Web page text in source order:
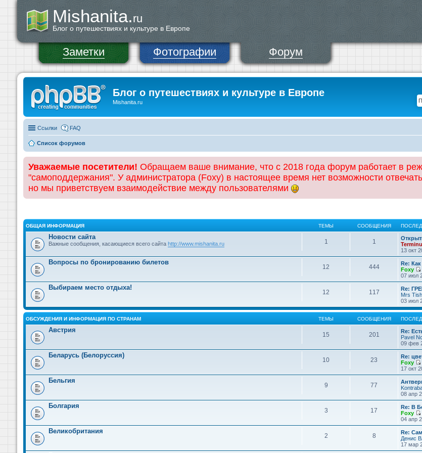
Mishanita.ru
Блог о путешествиях и культуре в Европе
Заметки Фотографии Форум
Блог о путешествиях и культуре в Европе
Mishanita.ru
Ссылки FAQ
Список форумов
Уважаемые посетители! Обращаем ваше внимание, что с 2018 года форум работает в
"самоподдержания". У администратора (Foxy) в настоящее время нет возможности
но мы приветствуем взаимодействие между пользователями
ОБЩАЯ ИНФОРМАЦИЯ ТЕМЫ СООБЩЕНИЯ
Новости сайта
Важные сообщения, касающиеся всего сайта http://www.mishanita.ru 1 1
13 окт
Вопросы по бронированию билетов
12 444
Re:
Foxy
п
о
07 июл
Выбираем место отдыха!
12 117
Re:
Mrs
03 июл
ОБСУЖДЕНИЯ И ИНФОРМАЦИЯ ПО СТРАНАМ ТЕМЫ СООБЩЕНИЯ
Австрия
15 201
Re:
Pavel
09 фев
Беларусь (Белоруссия)
10 23
Re:
Foxy
17 окт
Бельгия
9 77
08 апр
Болгария
3 17
Re: В
Foxy
04 апр
Великобритания
2 8
Re:
Денис
17 мар